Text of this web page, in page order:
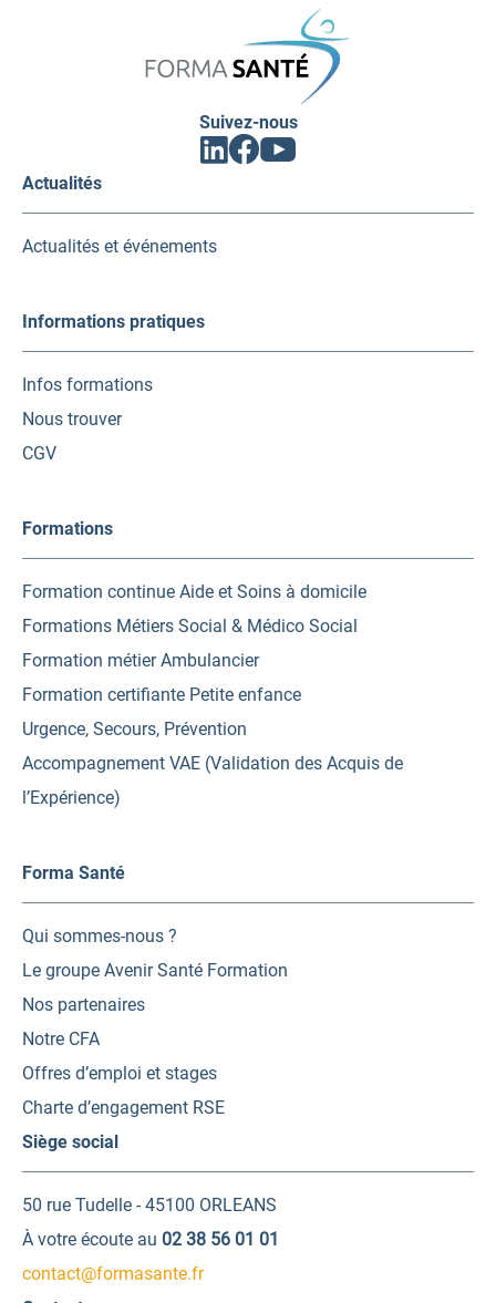
Suivez-nous
Linkedin
(ouvrir
nouvel
Facebook
(ouvrir
nouvel
Youtube
(ouvrir
nouvel
Actualités
Actualités et événements
Informations pratiques
Infos formations
Nous trouver
CGV
Formations
Formation continue Aide et Soins à domicile
Formations Métiers Social & Médico Social
Formation métier Ambulancier
Formation certifiante Petite enfance
Urgence, Secours, Prévention
Accompagnement VAE (Validation des Acquis de
l’Expérience)
Forma Santé
Qui sommes-nous ?
Le groupe Avenir Santé Formation
Nos partenaires
Notre CFA
Offres d’emploi et stages
Charte d’engagement RSE
Siège social
50 rue Tudelle - 45100 ORLEANS
À votre écoute au 02 38 56 01 01
contact@formasante.fr